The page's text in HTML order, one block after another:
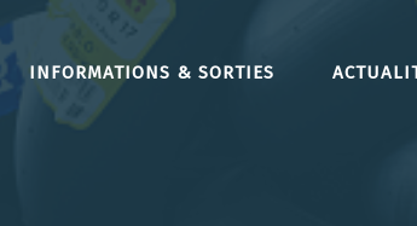
INFORMATIONS & SORTIES